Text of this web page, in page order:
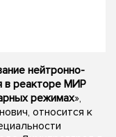
нейтронно-
в реакторе МИР
режимах»,
относится к